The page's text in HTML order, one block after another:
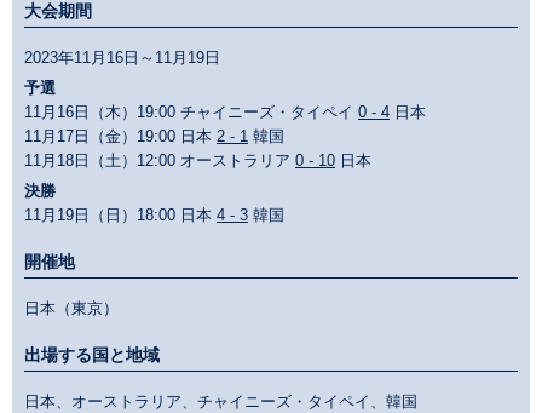
大会期間
2023年11月16日～11月19日
予選
11月16日（木）19:00 チャイニーズ・タイペイ 0 - 4 日本
11月17日（金）19:00 日本 2 - 1 韓国
11月18日（土）12:00 オーストラリア 0 - 10 日本
決勝
11月19日（日）18:00 日本 4 - 3 韓国
開催地
日本（東京）
出場する国と地域
日本、オーストラリア、チャイニーズ・タイペイ、韓国